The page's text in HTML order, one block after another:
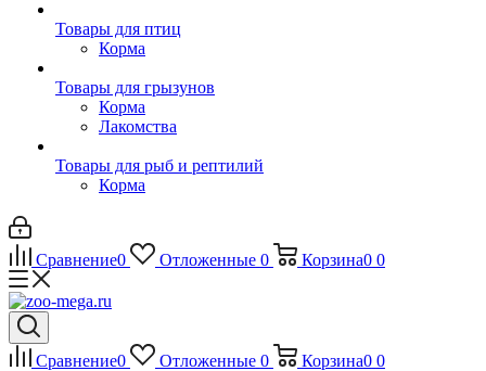
Товары для птиц
Корма
Товары для грызунов
Корма
Лакомства
Товары для рыб и рептилий
Корма
Сравнение0 Отложенные 0 Корзина0 0
Сравнение0 Отложенные 0 Корзина0 0